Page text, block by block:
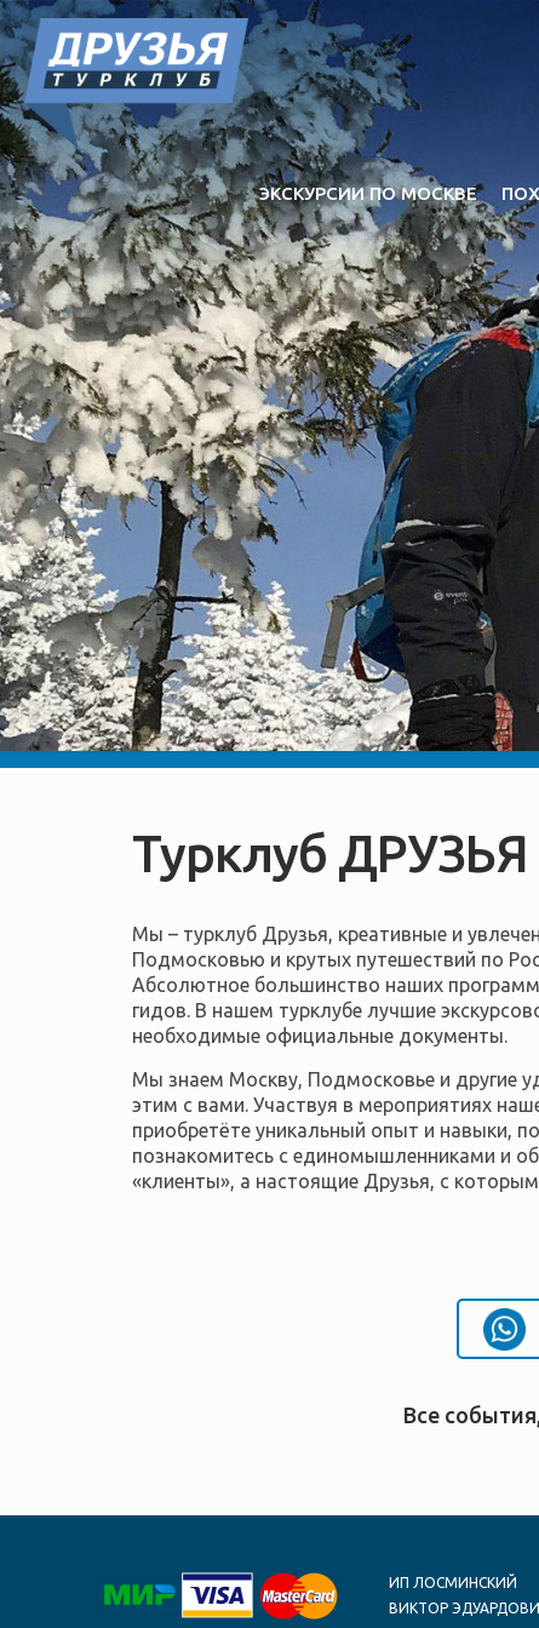
ЭКСКУРСИИ ПО МОСКВЕ
Турклуб ДРУЗЬЯ
Мы – турклуб Друзья, креативные и
Подмосковью и крутых путешествий по
Абсолютное большинство наших
гидов. В нашем турклубе лучшие
необходимые официальные документы.
Мы знаем Москву, Подмосковье и другие
этим с вами. Участвуя в мероприятиях
приобретёте уникальный опыт и навыки,
познакомитесь с единомышленниками и
«клиенты», а настоящие Друзья, с
Все
ИП ЛОСМИНСКИЙ
ВИКТОР